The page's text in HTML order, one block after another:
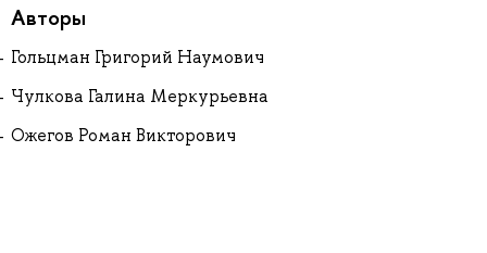
Авторы
Гольцман Григорий Наумович
Чулкова Галина Меркурьевна
Ожегов Роман Викторович